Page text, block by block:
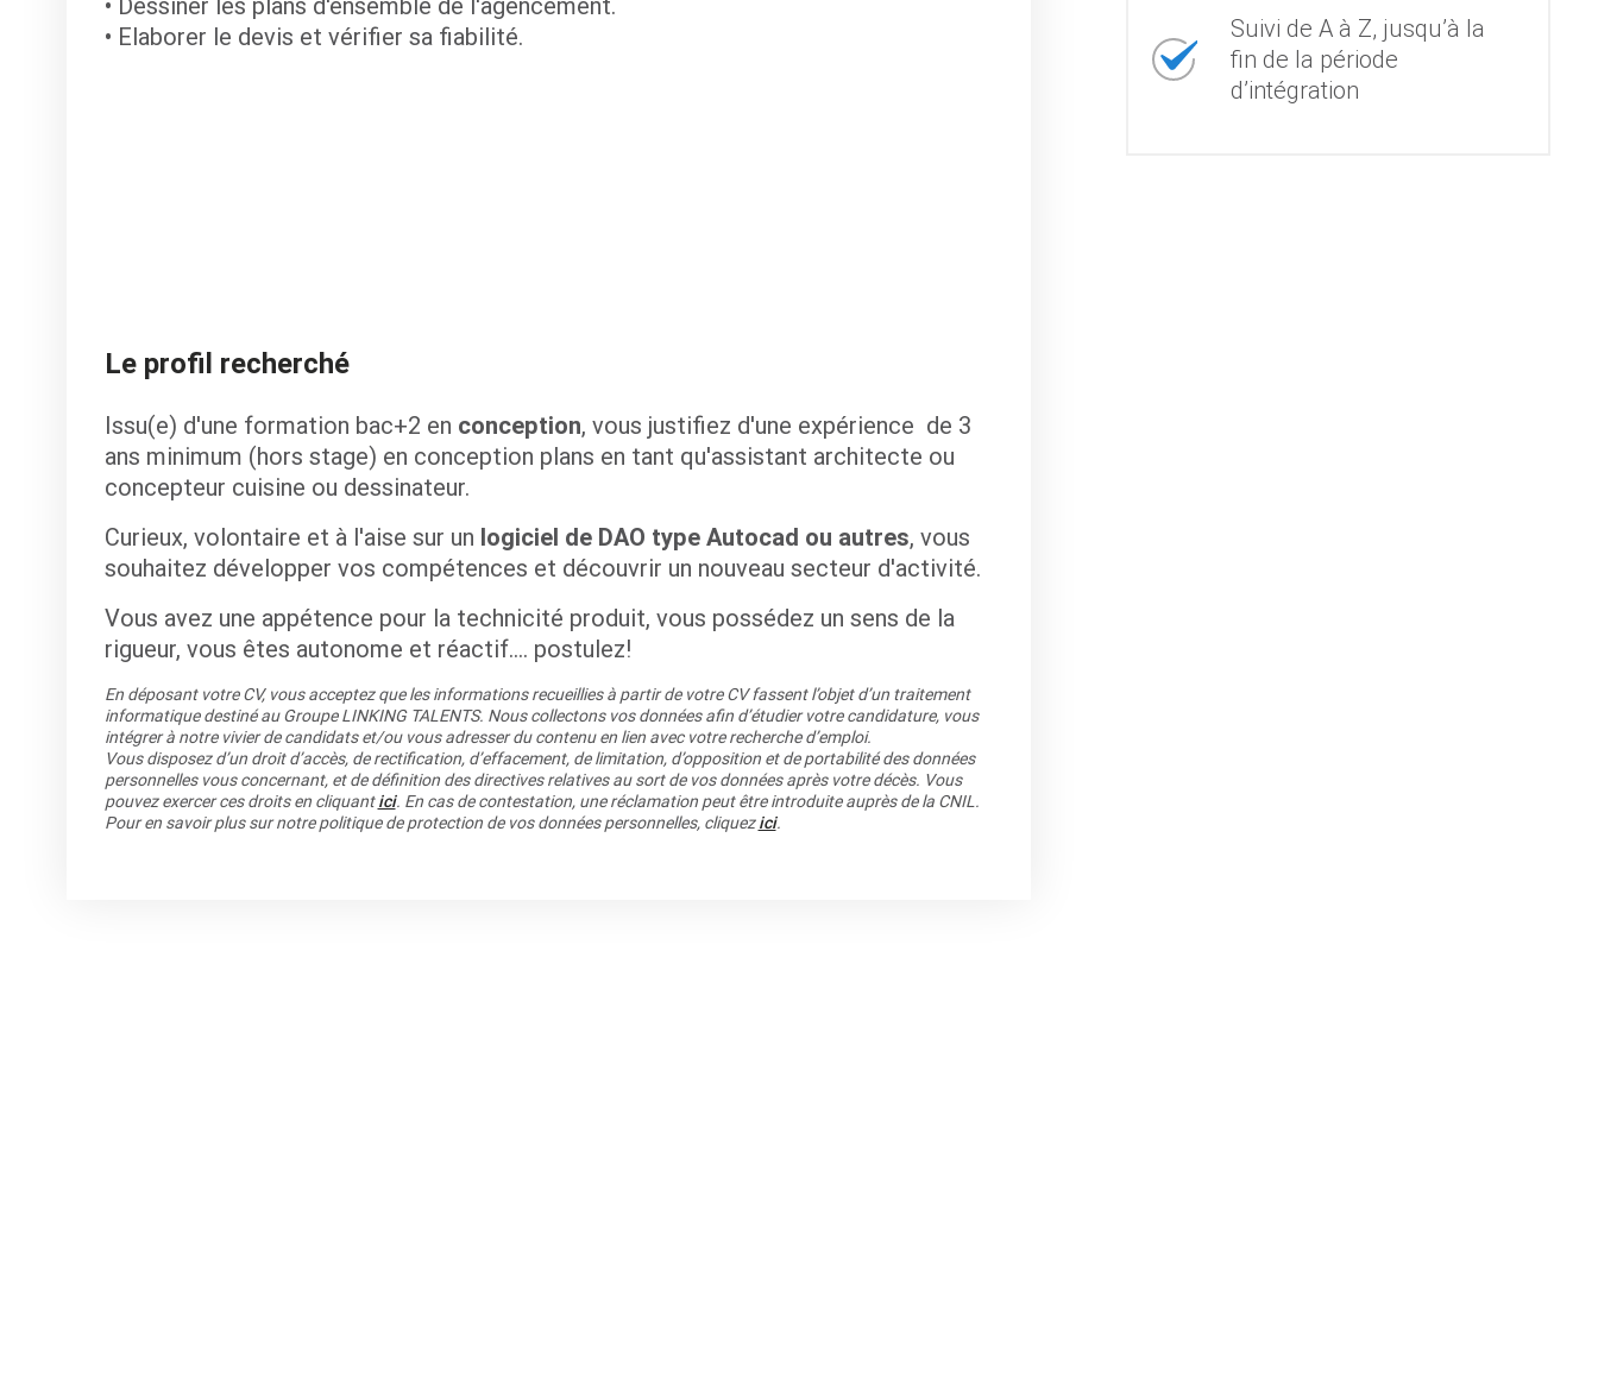
• Elaborer le devis et vérifier sa fiabilité.
Le profil recherché
Issu(e) d'une formation bac+2 en conception, vous justifiez d'une expérience de 3
ans minimum (hors stage) en conception plans en tant qu'assistant architecte ou
concepteur cuisine ou dessinateur.
Curieux, volontaire et à l'aise sur un logiciel de DAO type Autocad ou autres, vous
souhaitez développer vos compétences et découvrir un nouveau secteur d'activité.
Vous avez une appétence pour la technicité produit, vous possédez un sens de la
rigueur, vous êtes autonome et réactif.... postulez!
En déposant votre CV, vous acceptez que les informations recueillies à partir de votre CV fassent l’objet d’un traitement
informatique destiné au Groupe LINKING TALENTS. Nous collectons vos données afin d’étudier votre candidature, vous
intégrer à notre vivier de candidats et/ou vous adresser du contenu en lien avec votre recherche d’emploi.
Vous disposez d’un droit d’accès, de rectification, d’effacement, de limitation, d’opposition et de portabilité des données
personnelles vous concernant, et de définition des directives relatives au sort de vos données après votre décès. Vous
pouvez exercer ces droits en cliquantici. En cas de contestation, une réclamation peut être introduite auprès de la CNIL.
Pour en savoir plus sur notre politique de protection de vos données personnelles, cliquezici.
Suivi de A à Z, jusqu’à la
fin de la période
d’intégration